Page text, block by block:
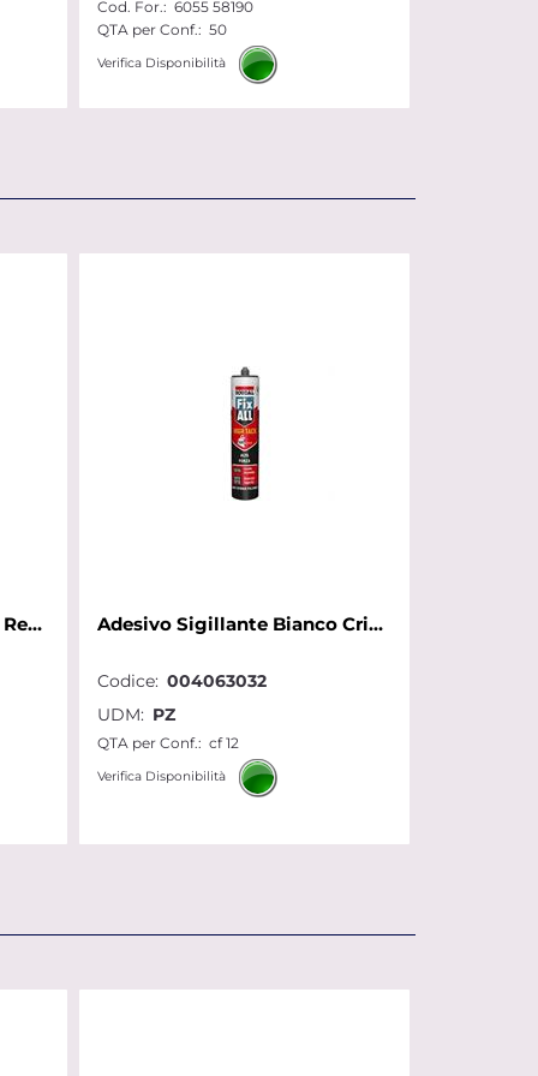
Cod. For.: 6055 58190
QTA per Conf.: 50
Verifica Disponibilità
Addolcitore Metaslft 25 Lt Resina con Bypass Runxin Metalife Adesivo Sigillante Bianco Cristallino Fix ALL High Tack Soudal 290
Codice: 004063032
UDM: PZ
QTA per Conf.: cf 12
Verifica Disponibilità